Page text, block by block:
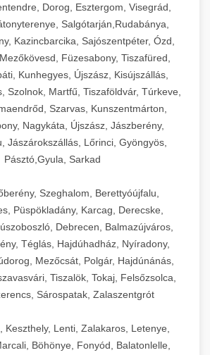
Dorog, Esztergom, Visegrád,
Salgótarján,Rudabánya,
Kazincbarcika, Sajószentpéter, Ózd,
Füzesabony, Tiszafüred,
Kunhegyes, Újszász, Kisújszállás,
Szolnok, Martfű, Tiszaföldvár, Túrkeve,
Szarvas, Kunszentmárton,
Nagykáta, Újszász, Jászberény,
Jászárokszállás, Lőrinci, Gyöngyös,
Pásztó,Gyula, Sarkad
Szeghalom, Berettyóújfalu,
Püspökladány, Karcag, Derecske,
Debrecen, Balmazújváros,
Téglás, Hajdúhadház, Nyíradony,
Mezőcsát, Polgár, Hajdúnánás,
Tiszalök, Tokaj, Felsőzsolca,
Sárospatak, Zalaszentgrót
Keszthely, Lenti, Zalakaros, Letenye,
Böhönye, Fonyód, Balatonlelle,